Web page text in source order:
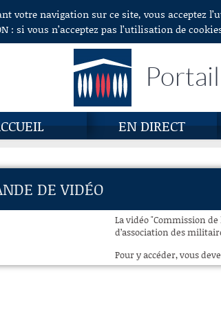
votre navigation sur ce site, vous acceptez
: si vous n’acceptez pas l’utilisation de
EN DIRECT
DE VIDÉO
La vidéo "Commission
d’association des
Pour y accéder, vous